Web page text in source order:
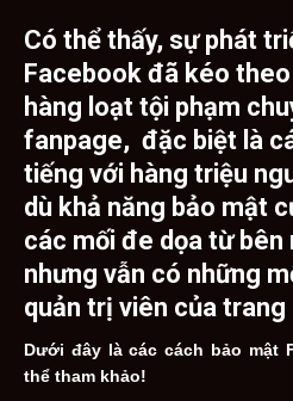
Có thể thấy, sự phát
Facebook đã kéo
hàng loạt tội phạm
fanpage, đặc biệt là
tiếng với hàng triệu
dù khả năng bảo mật
các mối đe dọa từ
nhưng vẫn có những
quản trị viên của trang
Dưới đây là các cách bảo mật
thể tham khảo!